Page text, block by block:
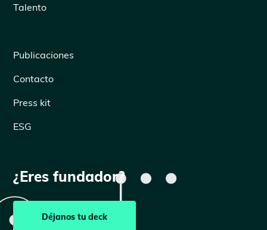
Talento
Publicaciones
Contacto
Press kit
ESG
¿Eres fundador?
Déjanos tu deck